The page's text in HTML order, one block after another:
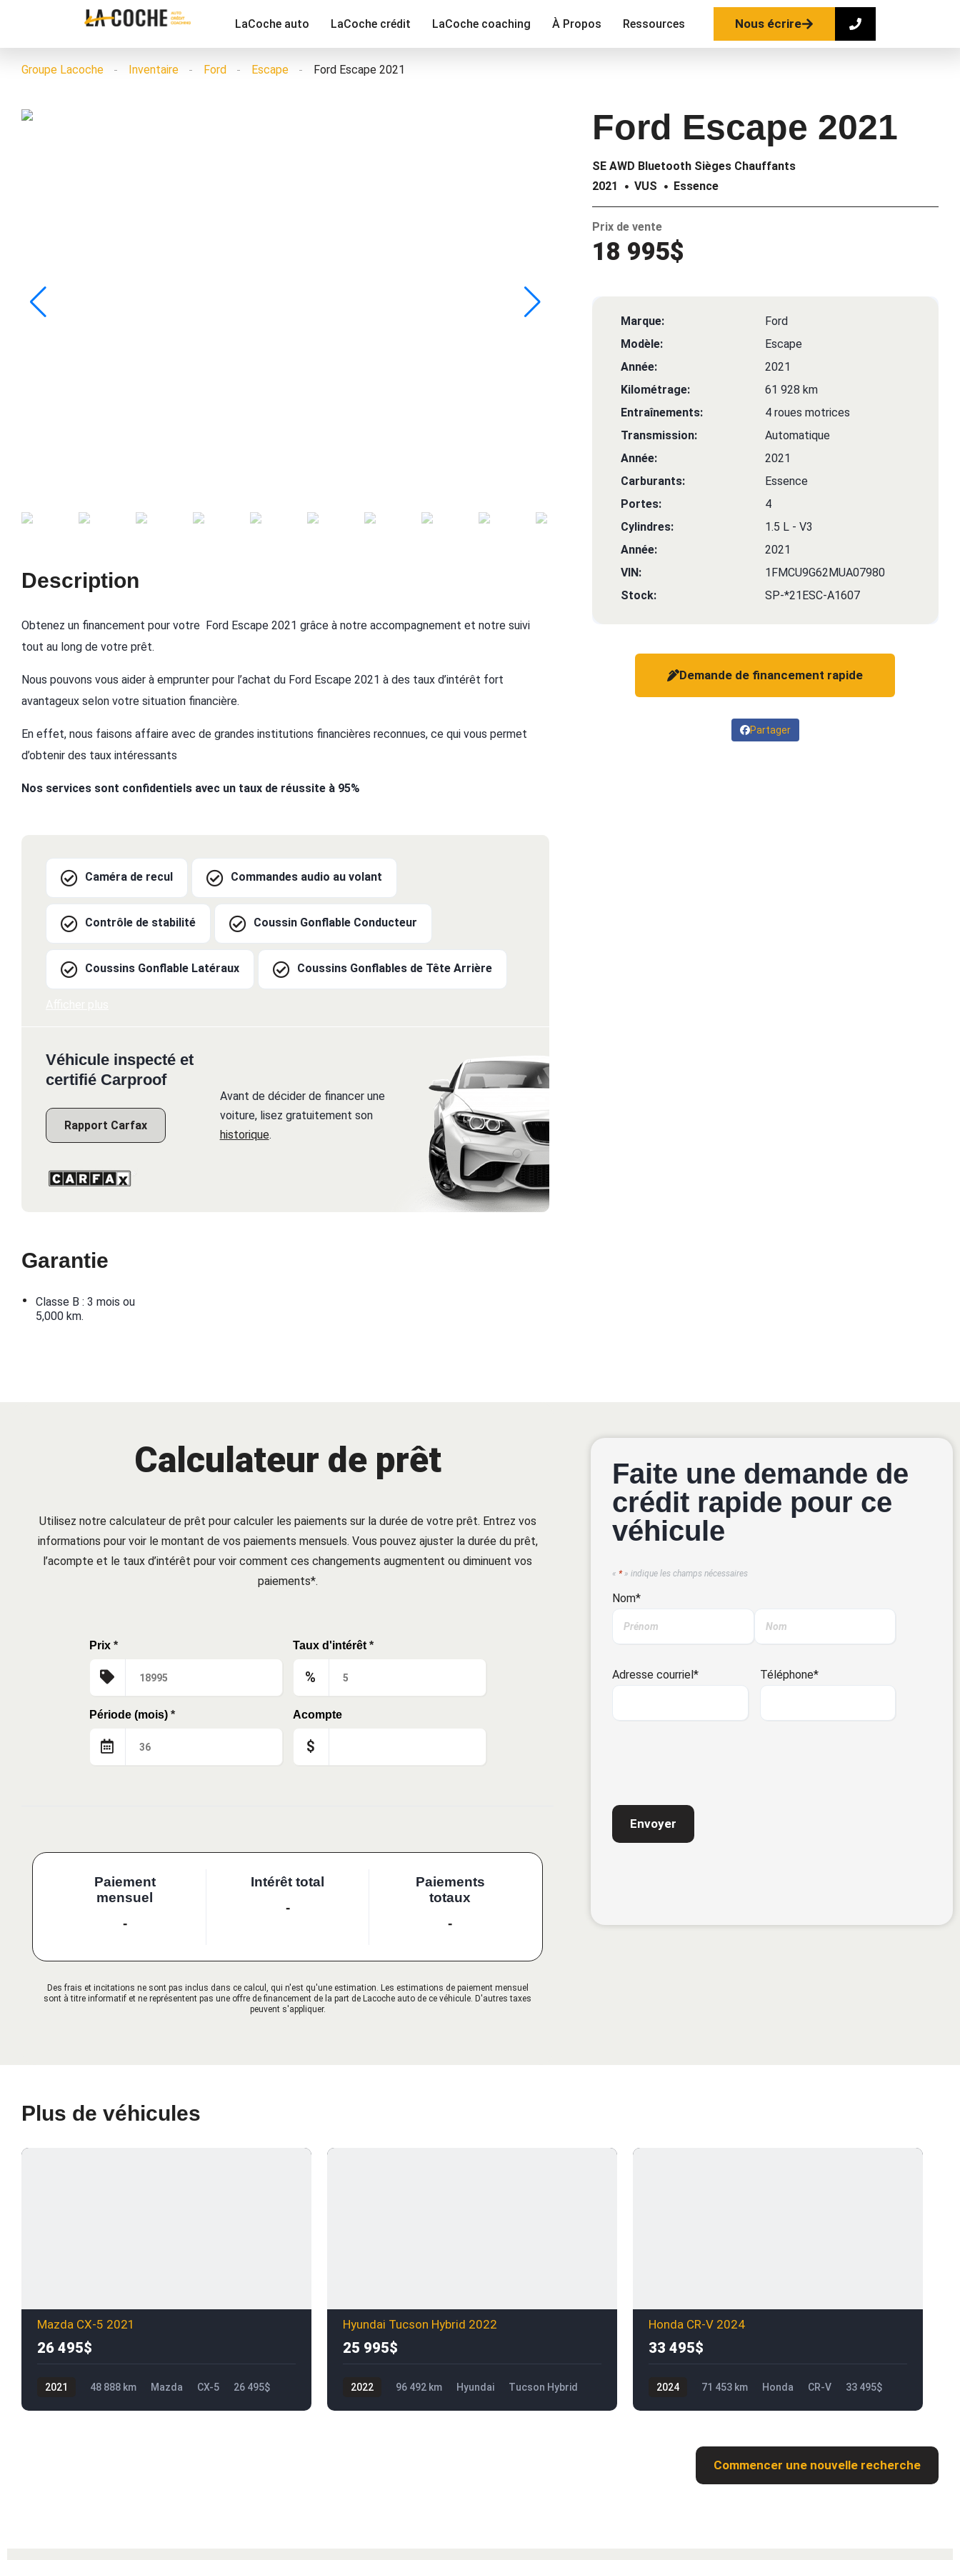
Nous écrire
LaCoche auto LaCoche crédit LaCoche coaching À Propos Ressources
Groupe Lacoche Inventaire Ford Escape Ford Escape 2021
Description
Obtenez un financement pour votre Ford Escape 2021 grâce à notre accompagnement et notre suivi
tout au long de votre prêt.
Nous pouvons vous aider à emprunter pour l’achat du Ford Escape 2021 à des taux d’intérêt fort
avantageux selon votre situation financière.
En effet, nous faisons affaire avec de grandes institutions financières reconnues, ce qui vous permet
d’obtenir des taux intéressants
Nos services sont confidentiels avec un taux de réussite à 95%
Caméra de recul Commandes audio au volant
Contrôle de stabilité Coussin Gonflable Conducteur
Coussins Gonflable Latéraux Coussins Gonflables de Tête Arrière
Véhicule inspecté et
certifié Carproof
Rapport Carfax
Avant de décider de financer une
voiture, lisez gratuitement son
historique.
Garantie
•
Classe B : 3 mois ou
5,000 km.
Ford Escape 2021
SE AWD Bluetooth Sièges Chauffants
2021
VUS Essence
Prix de vente
18 995$
Marque:
Ford
Modèle:
Escape
Année:
2021
Kilométrage:
61 928 km
Entraînements:
4 roues motrices
Transmission:
Automatique
Année:
2021
Carburants:
Essence
Portes:
4
Cylindres:
1.5 L - V3
Année:
2021
VIN:
1FMCU9G62MUA07980
Stock:
SP-*21ESC-A1607
Demande de financement rapide
Partager
Calculateur de prêt
Utilisez notre calculateur de prêt pour calculer les paiements sur la durée de votre prêt. Entrez vos
informations pour voir le montant de vos paiements mensuels. Vous pouvez ajuster la durée du prêt,
l’acompte et le taux d’intérêt pour voir comment ces changements augmentent ou diminuent vos
paiements*.
Prix * Taux d'intérêt *
%
Période (mois) * Acompte
$
Paiement
mensuel
-
Intérêt total
-
Paiements
totaux
-
Des frais et incitations ne sont pas inclus dans ce calcul, qui n'est qu'une estimation. Les estimations de paiement mensuel
sont à titre informatif et ne représentent pas une offre de financement de la part de Lacoche auto de ce véhicule. D'autres taxes
peuvent s'appliquer.
Faite une demande de
crédit rapide pour ce
véhicule
«*» indique les champs nécessaires
Nom*
Adresse courriel* Téléphone*
Plus de véhicules
Mazda CX-5 2021
26 495$
2021 48 888 km Mazda CX-5 26 495$
Hyundai Tucson Hybrid 2022
25 995$
2022 96 492 km Hyundai
Tucson Hybrid
Honda CR-V 2024
33 495$
2024 71 453 km Honda CR-V 33 495$
Commencer une nouvelle recherche